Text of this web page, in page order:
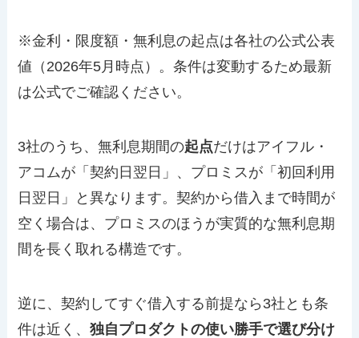
※金利・限度額・無利息の起点は各社の公式公表
値（2026年5月時点）。条件は変動するため最新
は公式でご確認ください。
3社のうち、無利息期間の起点だけはアイフル・
アコムが「契約日翌日」、プロミスが「初回利用
日翌日」と異なります。契約から借入まで時間が
空く場合は、プロミスのほうが実質的な無利息期
間を長く取れる構造です。
逆に、契約してすぐ借入する前提なら3社とも条
件は近く、独自プロダクトの使い勝手で選び分け